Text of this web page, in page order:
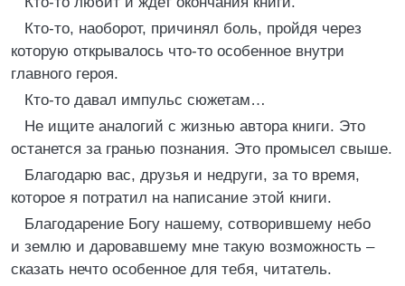
Кто-то, наоборот, причинял боль, пройдя через
которую открывалось что-то особенное внутри
главного героя.
Кто-то давал импульс сюжетам…
Не ищите аналогий с жизнью автора книги. Это
останется за гранью познания. Это промысел свыше.
Благодарю вас, друзья и недруги, за то время,
которое я потратил на написание этой книги.
Благодарение Богу нашему, сотворившему небо
и землю и даровавшему мне такую возможность –
сказать нечто особенное для тебя, читатель.